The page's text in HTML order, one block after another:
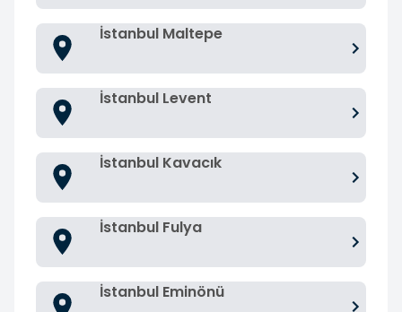
İstanbul Maltepe
İstanbul Levent
İstanbul Kavacık
İstanbul Fulya
İstanbul Eminönü